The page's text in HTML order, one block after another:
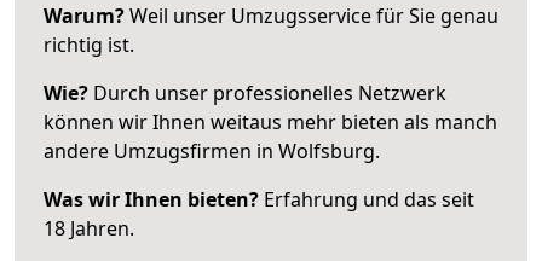
Warum?Weil unser Umzugsservice für Sie genau
richtig ist.
Wie? Durch unser professionelles Netzwerk
können wir Ihnen weitaus mehr bieten als manch
andere Umzugsfirmen in Wolfsburg.
Was wir Ihnen bieten? Erfahrung und das seit
18 Jahren.